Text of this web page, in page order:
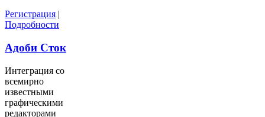
Регистрация |
Подробности
Адоби Сток
Интеграция со
всемирно
известными
графическими
редакторами